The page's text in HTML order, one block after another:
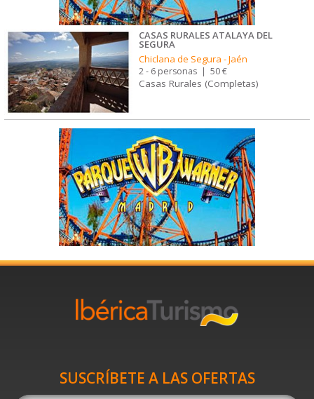
CASAS RURALES ATALAYA DEL
SEGURA
Chiclana de Segura -Jaén
2 - 6 personas | 50 €
Casas Rurales (Completas)
SUSCRÍBETE A LAS OFERTAS